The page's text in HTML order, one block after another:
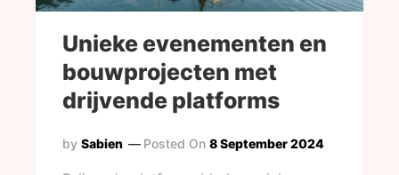
Unieke evenementen en
bouwprojecten met
drijvende platforms
by Sabien Posted On 8 September 2024